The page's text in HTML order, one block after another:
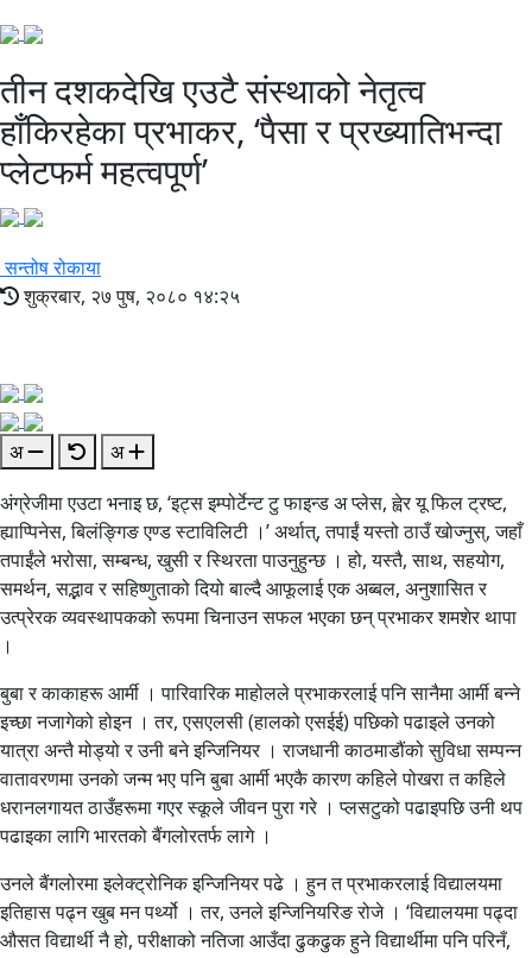
तीन दशकदेखि एउटै संस्थाको नेतृत्व
हाँकिरहेका प्रभाकर, ‘पैसा र प्रख्यातिभन्दा
प्लेटफर्म महत्वपूर्ण’
सन्तोष रोकाया
शुक्रबार, २७ पुष, २०८० १४:२५
अ
अ
अंग्रेजीमा एउटा भनाइ छ, ‘इट्स इम्पोर्टेन्ट टु फाइन्ड अ प्लेस, ह्वेर यू फिल ट्रष्ट,
ह्याप्पिनेस, बिलंङ्गिङ एण्ड स्टाविलिटी ।’ अर्थात्, तपाईं यस्तो ठाउँ खोज्नुस्, जहाँ
तपाईंले भरोसा, सम्बन्ध, खुसी र स्थिरता पाउनुहुन्छ । हो, यस्तै, साथ, सहयोग,
समर्थन, सद्भाव र सहिष्णुताको दियो बाल्दै आफूलाई एक अब्बल, अनुशासित र
उत्प्रेरक व्यवस्थापकको रूपमा चिनाउन सफल भएका छन् प्रभाकर शमशेर थापा
।
बुबा र काकाहरू आर्मी । पारिवारिक माहोलले प्रभाकरलाई पनि सानैमा आर्मी बन्ने
इच्छा नजागेको होइन । तर, एसएलसी (हालको एसईई) पछिको पढाइले उनको
यात्रा अन्तै मोड्यो र उनी बने इन्जिनियर । राजधानी काठमाडौंको सुविधा सम्पन्न
वातावरणमा उनकाे जन्म भए पनि बुबा आर्मी भएकै कारण कहिले पोखरा त कहिले
धरानलगायत ठाउँहरूमा गएर स्कूले जीवन पुरा गरे । प्लसटुको पढाइपछि उनी थप
पढाइका लागि भारतको बैंगलोरतर्फ लागे ।
उनले बैंगलोरमा इलेक्ट्रोनिक इन्जिनियर पढे । हुन त प्रभाकरलाई विद्यालयमा
इतिहास पढ्न खुब मन पर्थ्यो । तर, उनले इन्जिनियरिङ रोजे । ‘विद्यालयमा पढ्दा
औसत विद्यार्थी नै हो, परीक्षाको नतिजा आउँदा ढुकढुक हुने विद्यार्थीमा पनि परिनँ,